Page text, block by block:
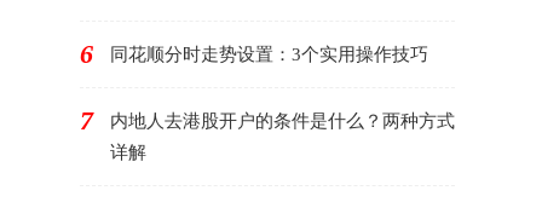
6 同花顺分时走势设置：3个实用操作技巧
7
内地人去港股开户的条件是什么？两种方式
详解